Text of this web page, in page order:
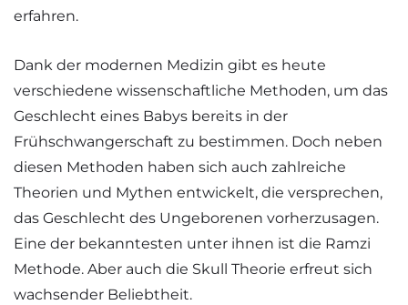
erfahren.
Dank der modernen Medizin gibt es heute
verschiedene wissenschaftliche Methoden, um das
Geschlecht eines Babys bereits in der
Frühschwangerschaft zu bestimmen. Doch neben
diesen Methoden haben sich auch zahlreiche
Theorien und Mythen entwickelt, die versprechen,
das Geschlecht des Ungeborenen vorherzusagen.
Eine der bekanntesten unter ihnen ist die Ramzi
Methode. Aber auch die Skull Theorie erfreut sich
wachsender Beliebtheit.